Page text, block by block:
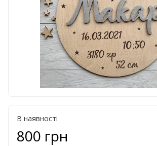
В наявності
800 грн